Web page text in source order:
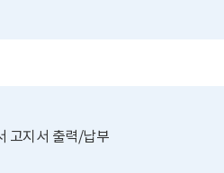
고지서 출력/납부